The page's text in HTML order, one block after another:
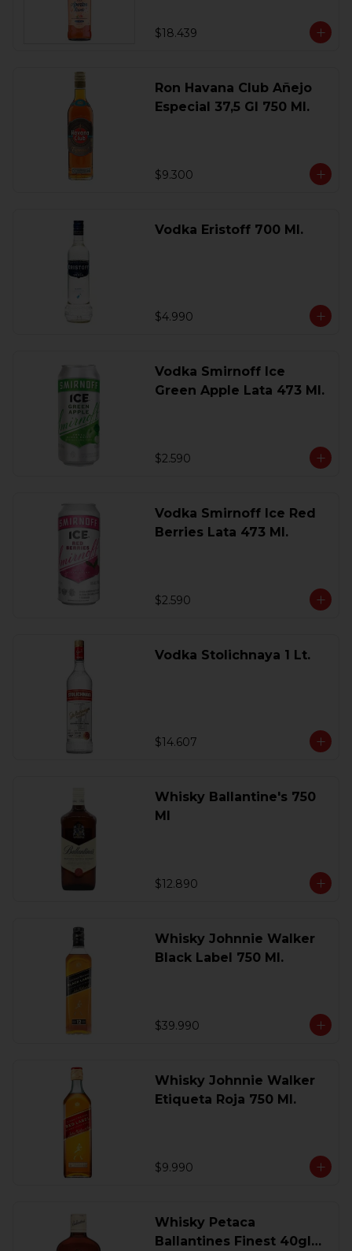
$18.439
Ron Havana Club Añejo
Especial 37,5 Gl 750 Ml.
$9.300
Vodka Eristoff 700 Ml.
$4.990
Vodka Smirnoff Ice
Green Apple Lata 473 Ml.
$2.590
Vodka Smirnoff Ice Red
Berries Lata 473 Ml.
$2.590
Vodka Stolichnaya 1 Lt.
$14.607
Whisky Ballantine's 750
Ml
$12.890
Whisky Johnnie Walker
Black Label 750 Ml.
$39.990
Whisky Johnnie Walker
Etiqueta Roja 750 Ml.
$9.990
Whisky Petaca
Ballantines Finest 40gl